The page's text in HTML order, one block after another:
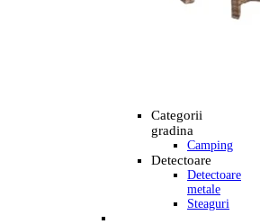
Categorii
gradina
Camping
Detectoare
Detectoare
metale
Steaguri